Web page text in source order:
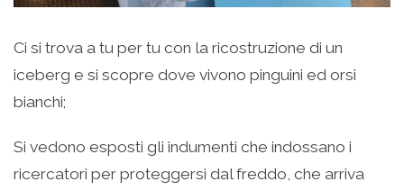
Ci si trova a tu per tu con la ricostruzione di un
iceberg e si scopre dove vivono pinguini ed orsi
bianchi;
Si vedono esposti gli indumenti che indossano i
ricercatori per proteggersi dal freddo, che arriva